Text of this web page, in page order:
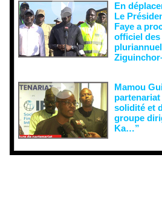
En
Le
Faye a
officiel des
Mamou
solidité et
groupe
Ka…”